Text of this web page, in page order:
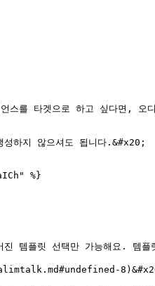
를 타겟으로 하고 싶다면, 오
하지 않으셔도 됩니다.&#x20;
%}
템플릿 선택만 가능해요. 템
alimtalk.md#undefined-